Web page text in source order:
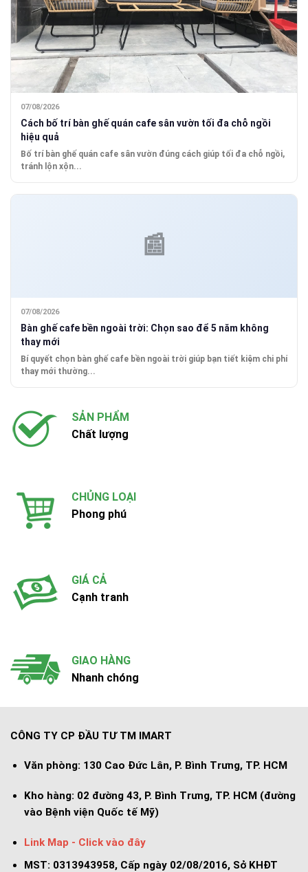
07/08/2026
Cách bố trí bàn ghế quán cafe sân vườn tối đa chỗ ngồi
hiệu quả
Bố trí bàn ghế quán cafe sân vườn đúng cách giúp tối đa chỗ ngồi,
tránh lộn xộn...
07/08/2026
Bàn ghế cafe bền ngoài trời: Chọn sao để 5 năm không
thay mới
Bí quyết chọn bàn ghế cafe bền ngoài trời giúp bạn tiết kiệm chi phí
thay mới thường...
SẢN PHẨM
Chất lượng
CHỦNG LOẠI
Phong phú
GIÁ CẢ
Cạnh tranh
GIAO HÀNG
Nhanh chóng
CÔNG TY CP ĐẦU TƯ TM IMART
Văn phòng: 130 Cao Đức Lân, P. Bình Trưng, TP. HCM
Kho hàng: 02 đường 43, P. Bình Trưng, TP. HCM (đường
vào Bệnh viện Quốc tế Mỹ)
Link Map - Click vào đây
MST: 0313943958, Cấp ngày 02/08/2016, Sở KHĐT